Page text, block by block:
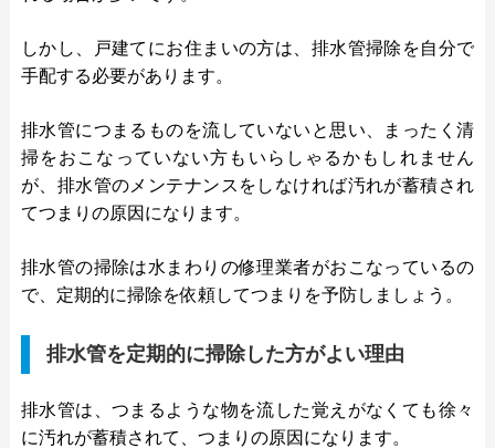
しかし、戸建てにお住まいの方は、排水管掃除を自分で
手配する必要があります。
排水管につまるものを流していないと思い、まったく清
掃をおこなっていない方もいらしゃるかもしれません
が、排水管のメンテナンスをしなければ汚れが蓄積され
てつまりの原因になります。
排水管の掃除は水まわりの修理業者がおこなっているの
で、定期的に掃除を依頼してつまりを予防しましょう。
排水管を定期的に掃除した方がよい理由
排水管は、つまるような物を流した覚えがなくても徐々
に汚れが蓄積されて、つまりの原因になります。